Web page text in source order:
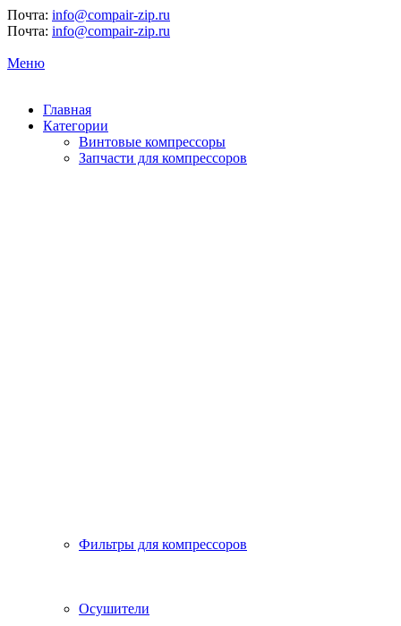
Почта: info@compair-zip.ru
Почта: info@compair-zip.ru
Меню
Главная
Категории
Винтовые компрессоры
Запчасти для компрессоров
Фильтры для компрессоров
Осушители